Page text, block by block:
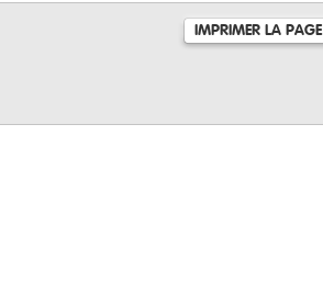
IMPRIMER LA PAGE